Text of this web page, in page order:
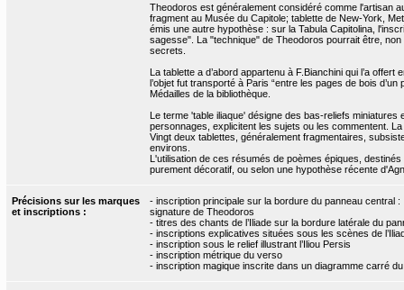
Theodoros est généralement considéré comme l'artisan
fragment au Musée du Capitole; tablette de New-York,
émis une autre hypothèse : sur la Tabula Capitolina,
sagesse". La "technique" de Theodoros pourrait être,
secrets.
La tablette a d’abord appartenu à F.Bianchini qui l’a
l’objet fut transporté à Paris “entre les pages de bois
Médailles de la bibliothèque.
Le terme 'table iliaque' désigne des bas-reliefs
personnages, explicitent les sujets ou les commentent.
Vingt deux tablettes, généralement fragmentaires,
environs.
L'utilisation de ces résumés de poèmes épiques,
purement décoratif, ou selon une hypothèse récente
Précisions sur les marques
et inscriptions :
- inscription principale sur la bordure du panneau central :
signature de Theodoros
- titres des chants de l’Iliade sur la bordure latérale du
- inscriptions explicatives situées sous les scènes de
- inscription sous le relief illustrant l’Iliou Persis
- inscription métrique du verso
- inscription magique inscrite dans un diagramme carré